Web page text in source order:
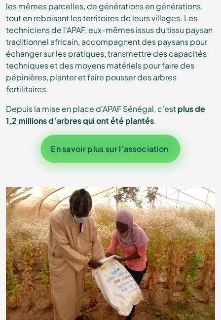
les mêmes parcelles, de générations en générations,
tout en reboisant les territoires de leurs villages. Les
techniciens de l'APAF, eux-mêmes issus du tissu paysan
traditionnel africain, accompagnent des paysans pour
échanger sur les pratiques, transmettre des capacités
techniques et des moyens matériels pour faire des
pépinières, planter et faire pousser des arbres
fertilitaires.
Depuis la mise en place d’APAF Sénégal, c’estplus de
1,2 millions d’arbres qui ont été plantés.
En savoir plus sur l’association